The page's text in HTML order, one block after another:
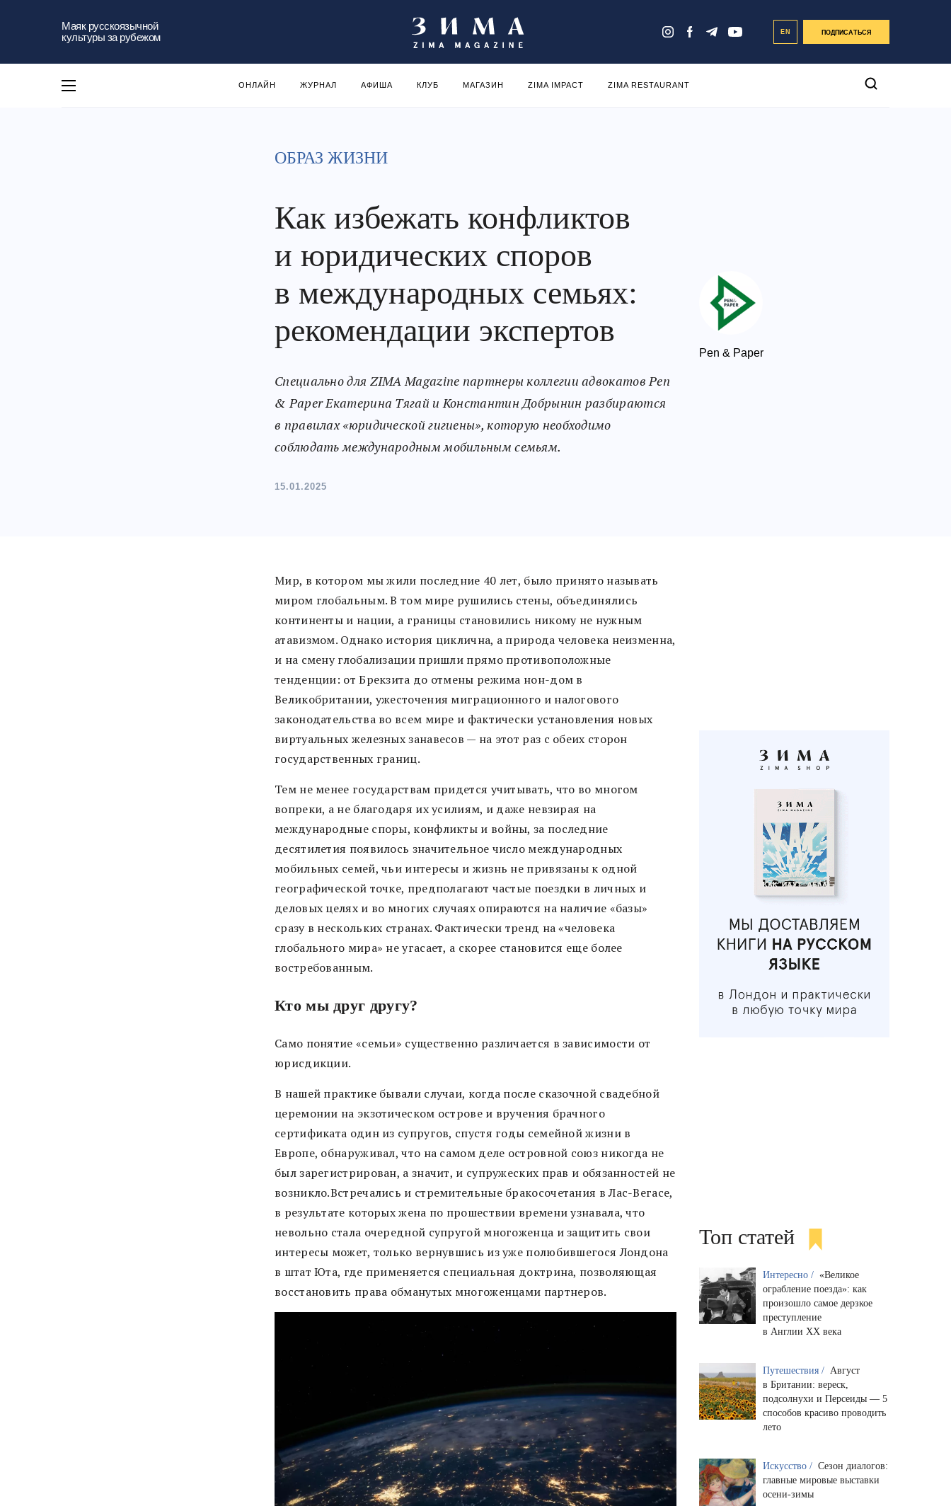
Маяк русскоязычной
культуры за рубежом
EN ПОДПИСАТЬСЯ
ОНЛАЙН ЖУРНАЛ АФИША КЛУБ МАГАЗИН ZIMA IMPACT ZIMA RESTAURANT
ОБРАЗ ЖИЗНИ
Как избежать конфликтов
и юридических споров
в международных семьях:
рекомендации экспертов
Специально для ZIMA Magazine партнеры коллегии адвокатов Pen
& Paper Екатерина Тягай и Константин Добрынин разбираются
в правилах «юридической гигиены», которую необходимо
соблюдать международным мобильным семьям.
15.01.2025
Pen & Paper
Мир, в котором мы жили последние 40 лет, было принято называть
миром глобальным. В том мире рушились стены, объединялись
континенты и нации, а границы становились никому не нужным
атавизмом. Однако история циклична, а природа человека неизменна,
и на смену глобализации пришли прямо противоположные
тенденции: от Брекзита до отмены режима нон-дом в
Великобритании, ужесточения миграционного и налогового
законодательства во всем мире и фактически установления новых
виртуальных железных занавесов — на этот раз с обеих сторон
государственных границ.
Тем не менее государствам придется учитывать, что во многом
вопреки, а не благодаря их усилиям, и даже невзирая на
международные споры, конфликты и войны, за последние
десятилетия появилось значительное число международных
мобильных семей, чьи интересы и жизнь не привязаны к одной
географической точке, предполагают частые поездки в личных и
деловых целях и во многих случаях опираются на наличие «базы»
сразу в нескольких странах. Фактически тренд на «человека
глобального мира» не угасает, а скорее становится еще более
востребованным.
Кто мы друг другу?
Само понятие «семьи» существенно различается в зависимости от
юрисдикции.
В нашей практике бывали случаи, когда после сказочной свадебной
церемонии на экзотическом острове и вручения брачного
сертификата один из супругов, спустя годы семейной жизни в
Европе, обнаруживал, что на самом деле островной союз никогда не
был зарегистрирован, а значит, и супружеских прав и обязанностей не
возникло.Встречались и стремительные бракосочетания в Лас-Вегасе,
в результате которых жена по прошествии времени узнавала, что
невольно стала очередной супругой многоженца и защитить свои
интересы может, только вернувшись из уже полюбившегося Лондона
в штат Юта, где применяется специальная доктрина, позволяющая
восстановить права обманутых многоженцами партнеров.
Топ статей
Интересно / «Великое
ограбление поезда»: как
произошло самое дерзкое
преступление
в Англии XX века
Путешествия / Август
в Британии: вереск,
подсолнухи и Персеиды — 5
способов красиво проводить
лето
Искусство / Сезон диалогов:
главные мировые выставки
осени-зимы